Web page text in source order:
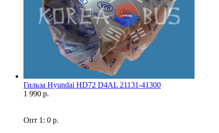
Гильза Hyundai HD72 D4AL 21131-41300
1 990 р.
Опт 1: 0 р.